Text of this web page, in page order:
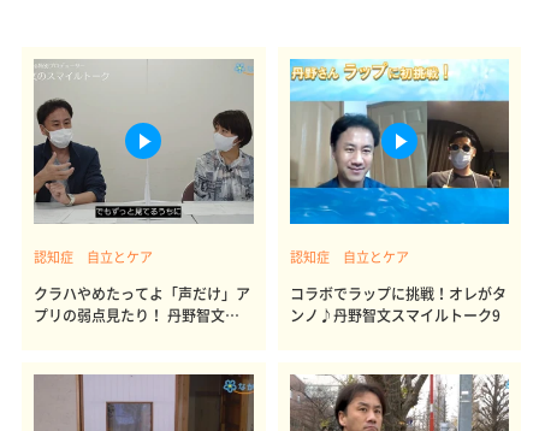
認知症 自立とケア
クラハやめたってよ「声だけ」ア
プリの弱点見たり！ 丹野智文ス
認知症 自立とケア
コラボでラップに挑戦！オレがタ
ンノ♪丹野智文スマイルトーク9